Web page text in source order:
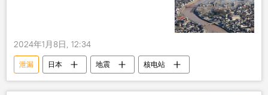
2024年1月8日, 12:34
泄漏 日本 地震 核电站